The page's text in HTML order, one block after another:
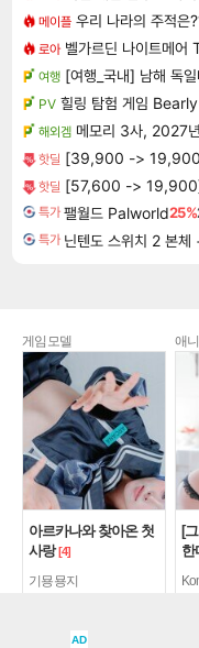
메이플 우리 나라의 주적은
로아 벨가르딘 나이트메
여행 [여행_국내] 남해 독
PV 힐링 탐험 게임
해외겜 메모리 3사, 2027
핫딜 [39,900 -> 19,900]
핫딜 [57,600 -> 19,900]
특가 팰월드 Palworld25%
특가
게임모델
아르카나와 찾아온 첫
사랑 [4]
기묭묭지
애니
[
한
AD